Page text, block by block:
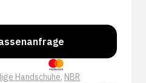
Handschuhe, NBR